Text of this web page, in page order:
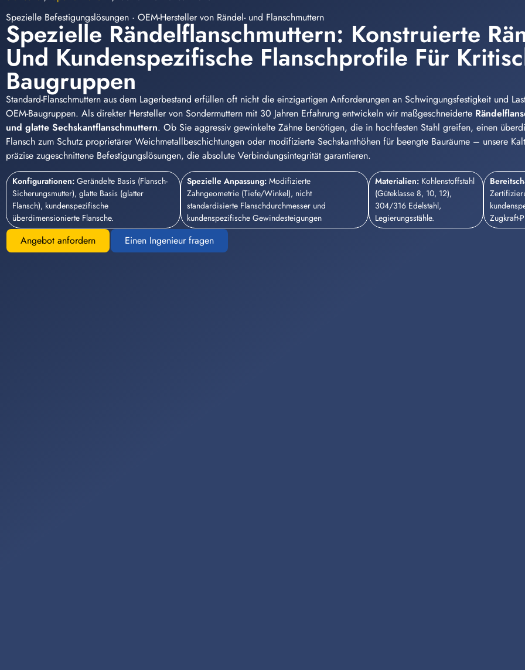
Spezielle Befestigungslösungen · OEM-Hersteller von Rändel- und Flanschmuttern
Spezielle Rändelflanschmuttern: Konstruierte
Und Kundenspezifische Flanschprofile Für
Baugruppen
Standard-Flanschmuttern aus dem Lagerbestand erfüllen oft nicht die einzigartigen Anforderungen an Schwingungsfestigkeit und
OEM-Baugruppen. Als direkter Hersteller von Sondermuttern mit 30 Jahren Erfahrung entwickeln wir maßgeschneiderte
und glatte Sechskantflanschmuttern. Ob Sie aggressiv gewinkelte Zähne benötigen, die in hochfesten Stahl greifen, einen
Flansch zum Schutz proprietärer Weichmetallbeschichtungen oder modifizierte Sechskanthöhen für beengte Bauräume – unsere
präzise zugeschnittene Befestigungslösungen, die absolute Verbindungsintegrität garantieren.
Konfigurationen: Gerändelte Basis (Flansch-
Sicherungsmutter), glatte Basis (glatter
Flansch), kundenspezifische
überdimensionierte Flansche.
Spezielle Anpassung: Modifizierte
Zahngeometrie (Tiefe/Winkel), nicht
standardisierte Flanschdurchmesser und
kundenspezifische Gewindesteigungen
Materialien:Kohlenstoffstahl
(Güteklasse 8, 10, 12),
304/316 Edelstahl,
Legierungsstähle.
Zugkraft-
Angebot anfordern Einen Ingenieur fragen